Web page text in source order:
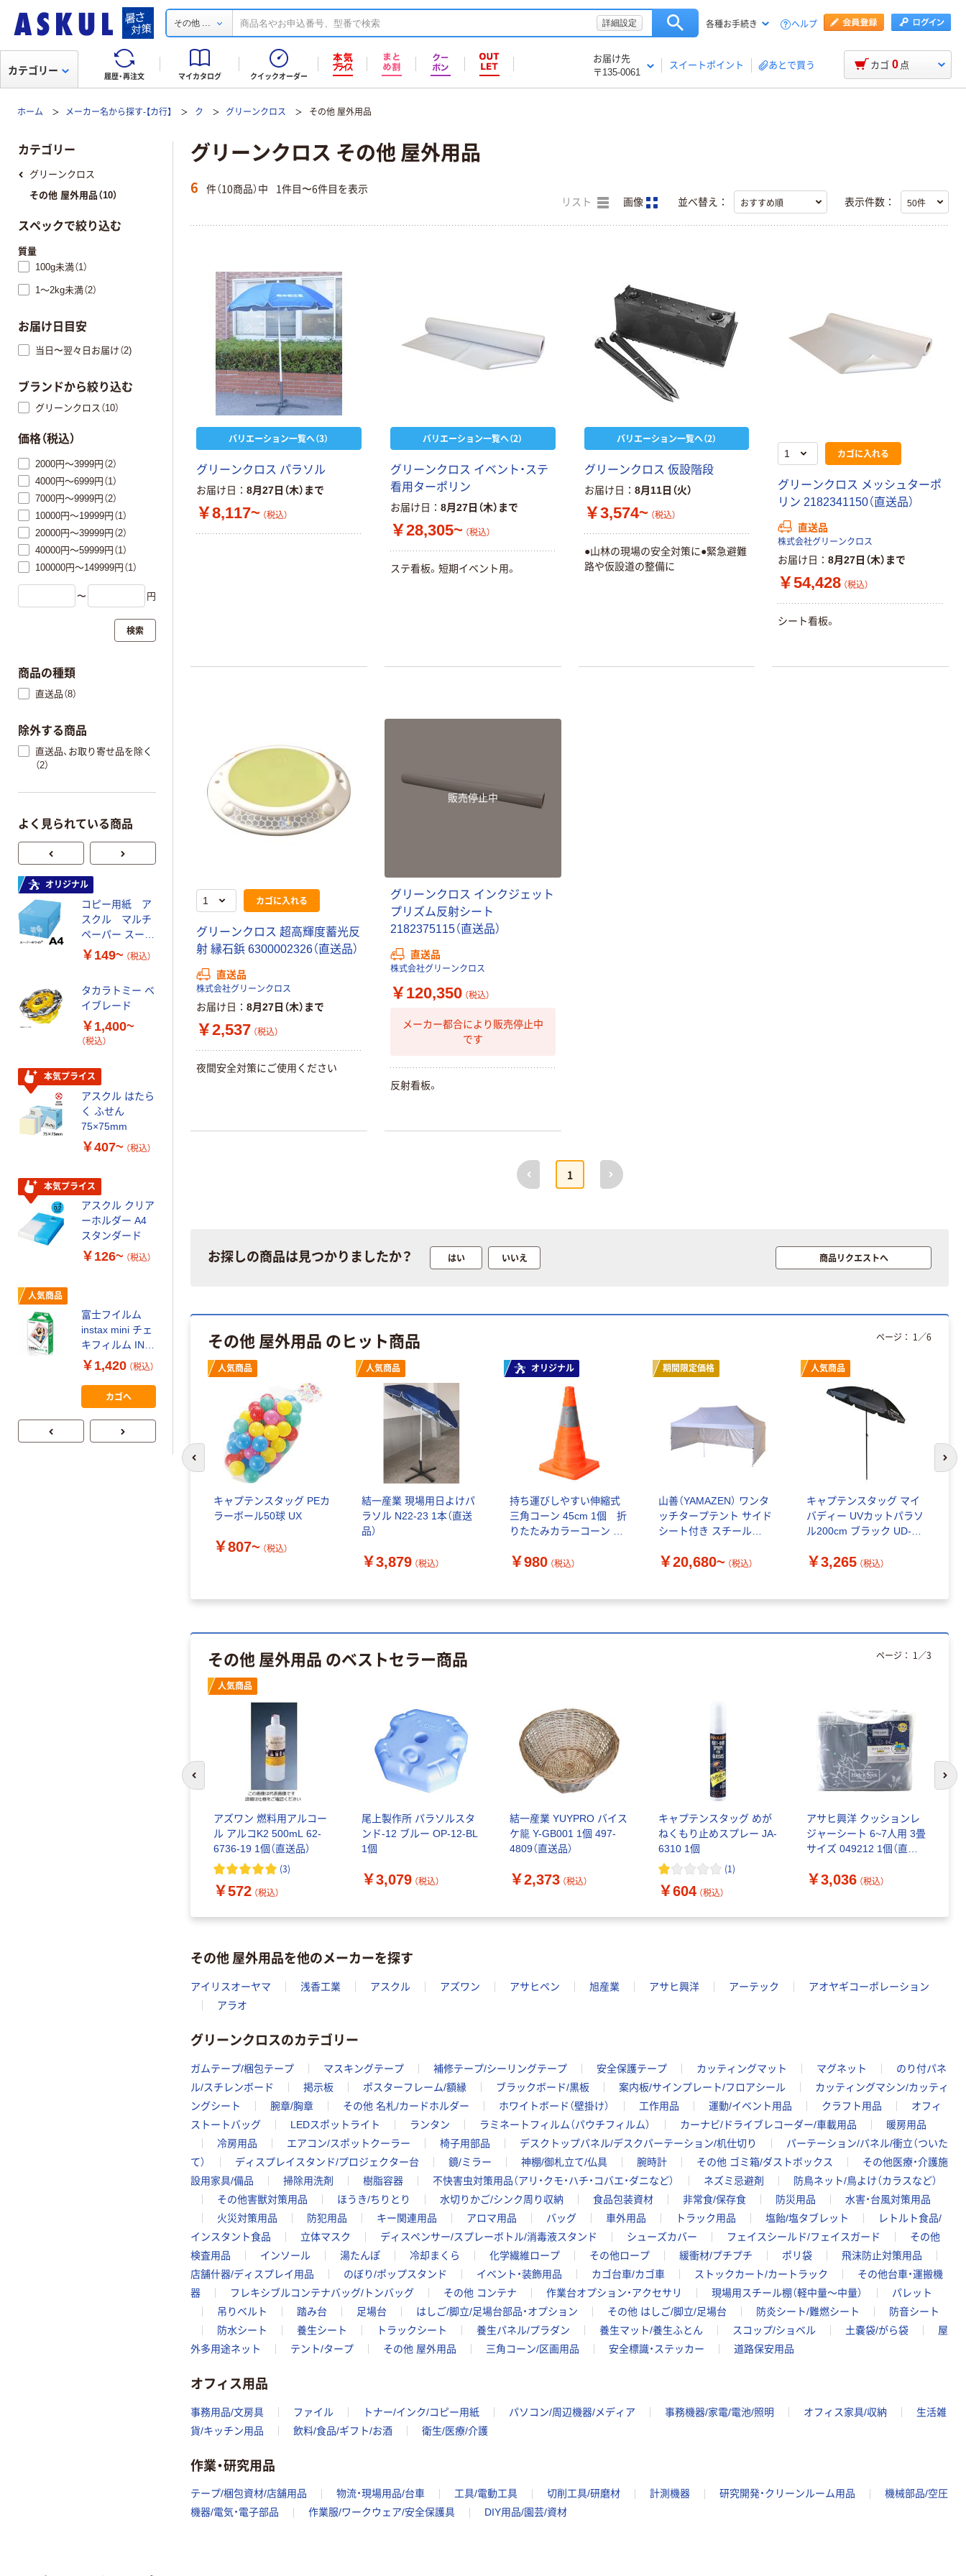
その他 ... 詳細設定 各種お手続き ヘルプ
履歴・再注文 マイカタログ クイックオーダー
お届け先
〒135-0061
スイートポイント あとで買う
カテゴリー カゴ 0 点
ホーム メーカー名から探す-【カ行】 ク グリーンクロス その他 屋外用品
グリーンクロス その他 屋外用品
6 件（10商品）中 1件目〜6件目を表示
リスト 画像 並べ替え： 表示件数：
バリエーション一覧へ（3）
グリーンクロス パラソル
お届け日 8月27日（木）まで
￥8,117~ （税込）
バリエーション一覧へ（2）
グリーンクロス イベント・ステ
看用ターポリン
お届け日 8月27日（木）まで
￥28,305~ （税込）
ステ看板。短期イベント用。
バリエーション一覧へ（2）
グリーンクロス 仮設階段
お届け日 8月11日（火）
￥3,574~ （税込）
●山林の現場の安全対策に●緊急避難
路や仮設道の整備に
カゴに入れる
グリーンクロス メッシュターポ
リン 2182341150（直送品）
直送品
株式会社グリーンクロス
お届け日 8月27日（木）まで
￥54,428 （税込）
シート看板。
カゴに入れる
グリーンクロス 超高輝度蓄光反
射 縁石鋲 6300002326（直送品）
直送品
株式会社グリーンクロス
お届け日 8月27日（木）まで
￥2,537 （税込）
夜間安全対策にご使用ください
販売停止中
グリーンクロス インクジェット
プリズム反射シート
2182375115（直送品）
直送品
株式会社グリーンクロス
￥120,350 （税込）
メーカー都合により販売停止中
です
反射看板。
前へ
1
次へ
お探しの商品は見つかりましたか？ はい いいえ 商品リクエストへ
その他 屋外用品 のヒット商品
人気商品
キャプテンスタッグ PEカ
ラーボール50球 UX
￥807~ （税込）
人気商品
結一産業 現場用日よけパ
ラソル N22-23 1本（直送
品）
￥3,879 （税込）
オリジナル
持ち運びしやすい伸縮式
三角コーン 45cm 1個 折
りたたみカラーコーン オ
￥980 （税込）
期間限定価格
山善（YAMAZEN） ワンタ
ッチタープテント サイド
シート付き スチール
￥20,680~ （税込）
人気商品
キャプテンスタッグ マイ
バディー UVカットパラソ
ル200cm ブラック UD-
￥3,265 （税込）
ページ： 1／6
前のスライドへ 次
その他 屋外用品 のベストセラー商品
人気商品
アズワン 燃料用アルコー
ル アルコK2 500mL 62-
6736-19 1個（直送品）
(3)
￥572 （税込）
尾上製作所 パラソルスタ
ンド-12 ブルー OP-12-BL
1個
￥3,079 （税込）
結一産業 YUYPRO バイス
ケ籠 Y-GB001 1個 497-
4809（直送品）
￥2,373 （税込）
キャプテンスタッグ めが
ねくもり止めスプレー JA-
6310 1個
(1)
￥604 （税込）
アサヒ興洋 クッションレ
ジャーシート 6~7人用 3畳
サイズ 049212 1個（直送
￥3,036 （税込）
ページ： 1 ／3
次
その他 屋外用品を他のメーカーを探す
アイリスオーヤマ 浅香工業 アスクル アズワン アサヒペン 旭産業 アサヒ興洋 アーテック
アオヤギコーポレーション
アラオ
グリーンクロスのカテゴリー
ガムテープ/梱包テープ マスキングテープ 補修テープ/シーリングテープ 安全保護テープ カッティングマット マグネット
のり付パネ
ル/スチレンボード
掲示板 ポスターフレーム/額縁 ブラックボード/黒板 案内板/サインプレート/フロアシール
カッティングマシン/カッティ
ングシート
腕章/胸章 その他 名札/カードホルダー ホワイトボード（壁掛け） 工作用品 運動/イベント用品 クラフト用品
オフィ
ストートバッグ
LEDスポットライト ランタン ラミネートフィルム（パウチフィルム） カーナビ/ドライブレコーダー/車載用品
暖房用品
冷房用品
エアコン/スポットクーラー 椅子用部品 デスクトップパネル/デスクパーテーション/机仕切り
パーテーション/パネル/衝立（ついた
て）
ディスプレイスタンド/プロジェクター台 鏡/ミラー 神棚/御札立て/仏具 腕時計 その他 ゴミ箱/ダストボックス
その他医療・介護施
設用家具/備品
掃除用洗剤 樹脂容器 不快害虫対策用品（アリ・クモ・ハチ・コバエ・ダニなど） ネズミ忌避剤
防鳥ネット/鳥よけ（カラスなど）
その他害獣対策用品
ほうき/ちりとり 水切りかご/シンク周り収納 食品包装資材 非常食/保存食 防災用品
水害・台風対策用品
火災対策用品
防犯用品 キー関連用品 アロマ用品 バッグ 車外用品 トラック用品 塩飴/塩タブレット
レトルト食品/
インスタント食品
立体マスク ディスペンサー/スプレーボトル/消毒液スタンド シューズカバー フェイスシールド/フェイスガード
その他
検査用品
インソール 湯たんぽ 冷却まくら 化学繊維ロープ その他ロープ 緩衝材/プチプチ ポリ袋
飛沫防止対策用品
店舗什器/ディスプレイ用品
のぼり/ポップスタンド イベント・装飾用品 カゴ台車/カゴ車 ストックカート/カートラック
その他台車・運搬機
器
フレキシブルコンテナバッグ/トンバッグ その他 コンテナ 作業台オプション・アクセサリ 現場用スチール棚（軽中量～中量）
パレット
吊りベルト
踏み台 足場台 はしご/脚立/足場台部品・オプション その他 はしご/脚立/足場台 防炎シート/難燃シート
防音シート
防水シート
養生シート トラックシート 養生パネル/プラダン 養生マット/養生ふとん スコップ/ショベル 土嚢袋/がら袋
屋
外多用途ネット
テント/タープ その他 屋外用品 三角コーン/区画用品 安全標識・ステッカー 道路保安用品
オフィス用品
事務用品/文房具 ファイル トナー/インク/コピー用紙 パソコン/周辺機器/メディア 事務機器/家電/電池/照明 オフィス家具/収納
生活雑
貨/キッチン用品
飲料/食品/ギフト/お酒 衛生/医療/介護
作業・研究用品
テープ/梱包資材/店舗用品 物流・現場用品/台車 工具/電動工具 切削工具/研磨材 計測機器 研究開発・クリーンルーム用品
機械部品/空圧
機器/電気・電子部品
作業服/ワークウェア/安全保護具 DIY用品/園芸/資材
カテゴリー
グリーンクロス
その他 屋外用品（10）
スペックで絞り込む
質量
100g未満（1）
1～2kg未満（2）
お届け日目安
当日〜翌々日お届け（2)
ブランドから絞り込む
グリーンクロス（10）
価格（税込）
2000円～3999円（2）
4000円～6999円（1）
7000円～9999円（2）
10000円～19999円（1）
20000円～39999円（2）
40000円～59999円（1）
100000円～149999円（1）
〜 円
検索
商品の種類
直送品（8）
除外する商品
直送品、お取り寄せ品を除く
（2）
よく見られている商品
オリジナル
コピー用紙 ア
スクル マルチ
ペーパー スーパ
ーホワイト+
￥149~ （税込）
タカラトミー ベ
イブレード
￥1,400~
（税込）
本気プライス
アスクル はたら
く ふせん
75×75mm
￥407~ （税込）
本気プライス
アスクル クリア
ーホルダー A4
スタンダード
￥126~ （税込）
人気商品
富士フイルム
instax mini チェ
キフィルム INS
MINI JP1 1パッ
ク（10枚入り）
￥1,420 （税込）
カゴへ
ゴミ袋 エコノミ
透明 高密度タイ
プ 詰替用 バイ
配合
￥616~ （税込）
オリジナル
乾電池 単3
形 アルカリ乾
ルオリジナル
￥140~ （税込）
スーパーエコノ
【ガムテープ】ア
カラ 厚さ
0.22mm 布テー
￥145~ （税込）
アスクル はたら
く ふせん
50×15mm
￥386~ （税込）
本気プライス
パー ダブル60
芯あり FSC認
￥460~ （税込）
ナル ラミネー
トフィルム A4
ペーパータオル
100％ 200枚
FSC認証 シング
ル 大王製紙共同
企画 オリジナル
￥149~ （税込）
￥528~
￥398~ （税込）
エスワン（OS-1）
￥159~
アスクル フラッ
製造）
￥115~